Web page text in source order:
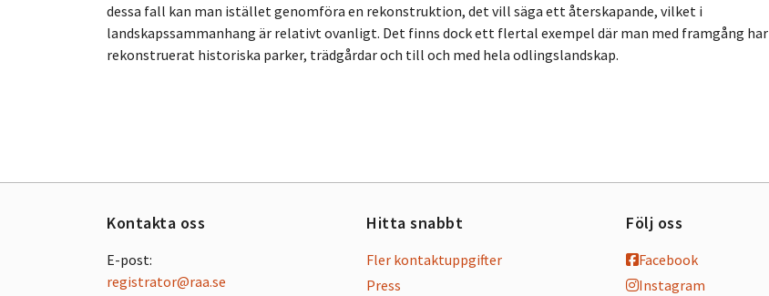
dessa fall kan man istället genomföra en rekonstruktion, det vill säga ett återskapande, vilket i
landskapssammanhang är relativt ovanligt. Det finns dock ett flertal exempel där man med framgång har
rekonstruerat historiska parker, trädgårdar och till och med hela odlingslandskap.
Kontakta oss
E-post:
registrator@raa.se
Hitta snabbt
Fler kontaktuppgifter
Press
Följ oss
Facebook
Instagram